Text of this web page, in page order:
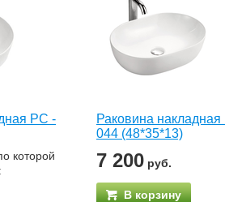
РС -
которой
Раковина
044 (48*35*13)
7 200 руб.
В корзину